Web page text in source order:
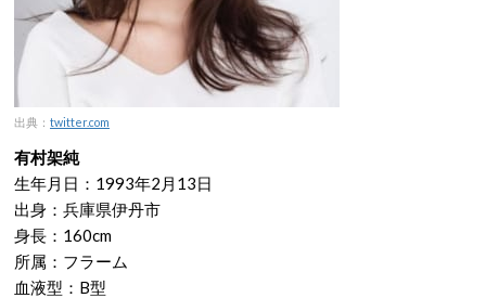
出典： twitter.com
有村架純
生年月日：1993年2月13日
出身：兵庫県伊丹市
身長：160cm
所属：フラーム
血液型：B型